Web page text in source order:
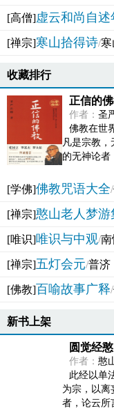
[高僧]虚云和尚自述
[禅宗]寒山拾得诗/寒
收藏排行
正信的
作者： 圣
佛教在世
凡是宗教
的无神论者
[学佛]佛教咒语大全/
[禅宗]憨山老人梦游
[唯识]唯识与中观/南
[禅宗]五灯会元/普济
[佛教]百喻故事广释/
新书上架
圆觉经
作者： 憨
此经以单
为宗，以离
者，论云所